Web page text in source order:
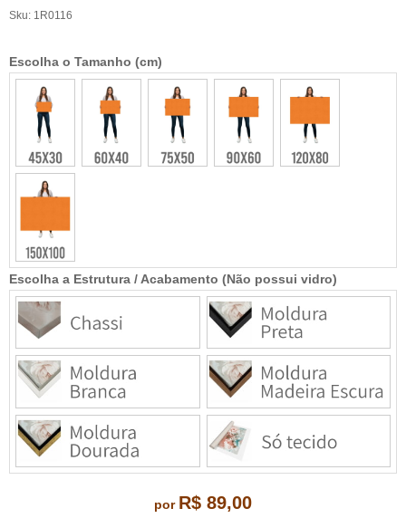
Sku: 1R0116
Escolha a Estrutura / Acabamento (Não possui vidro)
Escolha o Tamanho (cm)
por R$ 89,00